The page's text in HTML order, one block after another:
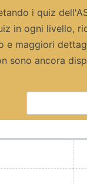
i quiz
in ogni livello,
e maggiori
sono ancora